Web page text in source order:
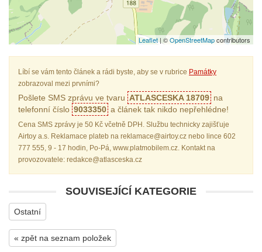
Leaflet| ©OpenStreetMapcontributors
Líbí se vám tento článek a rádi byste, aby se v rubrice Památky
zobrazoval mezi prvními?
Pošlete SMS zprávu ve tvaru ATLASCESKA 18709 na
telefonní číslo 9033350 a článek tak nikdo nepřehlédne!
Cena SMS zprávy je 50 Kč včetně DPH. Službu technicky zajišťuje
Airtoy a.s. Reklamace plateb na reklamace@airtoy.cz nebo lince 602
777 555, 9 - 17 hodin, Po-Pá, www.platmobilem.cz. Kontakt na
provozovatele: redakce@atlasceska.cz
SOUVISEJÍCÍ KATEGORIE
Ostatní
« zpět na seznam položek